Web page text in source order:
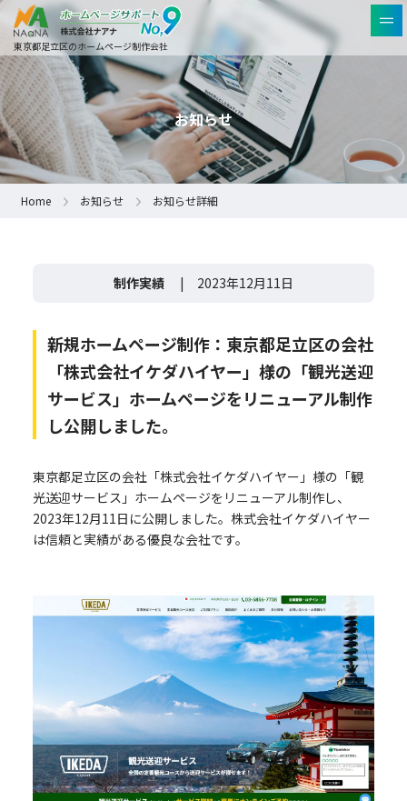
東京都足立区のホームページ制作会社
お知らせ
Home お知らせ お知らせ詳細
制作実績 | 2023年12月11日
新規ホームページ制作：東京都足立区の会社
「株式会社イケダハイヤー」様の「観光送迎
サービス」ホームページをリニューアル制作
し公開しました。
東京都足立区の会社「株式会社イケダハイヤー」様の「観
光送迎サービス」ホームページをリニューアル制作し、
2023年12月11日に公開しました。株式会社イケダハイヤー
は信頼と実績がある優良な会社です。